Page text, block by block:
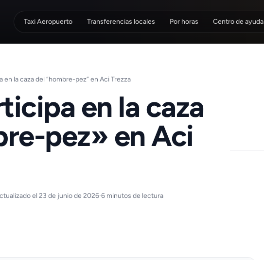
Taxi Aeropuerto Transferencias locales Por horas Centro de ayuda
en la caza del “hombre-pez” en Aci Trezza
en la caza
pez» en Aci
el 23 de junio de 2026·6 minutos de lectura